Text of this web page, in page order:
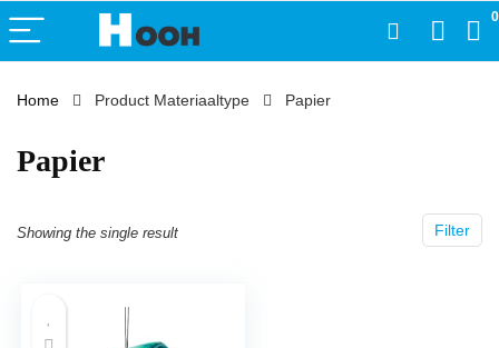
0
Home Product Materiaaltype ‎Papier
‎Papier
Filter
Showing the single result